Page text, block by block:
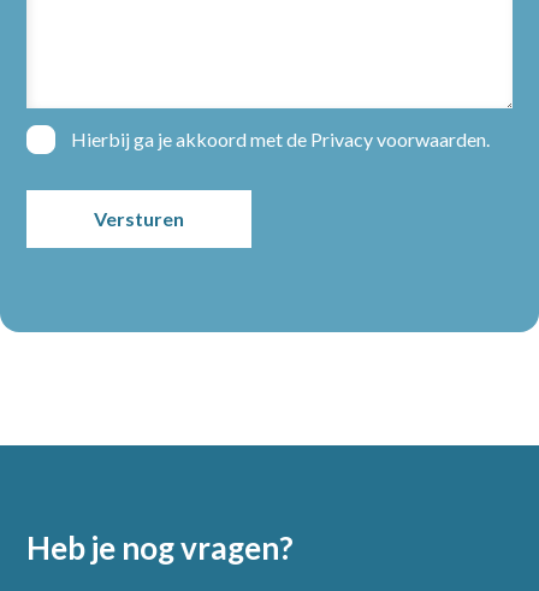
Vacatures
Nieuws
Contact
Hierbij ga je akkoord met de Privacy voorwaarden
Heb je nog vragen?